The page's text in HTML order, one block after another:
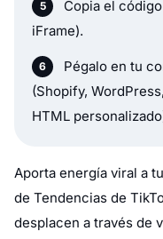
Copia el
iFrame).
Pégalo en tu
(Shopify,
HTML
Aporta energía viral a
de Tendencias de
desplacen a través de